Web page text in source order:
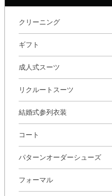
クリーニング
ギフト
成人式スーツ
リクルートスーツ
結婚式参列衣装
コート
パターンオーダーシューズ
フォーマル